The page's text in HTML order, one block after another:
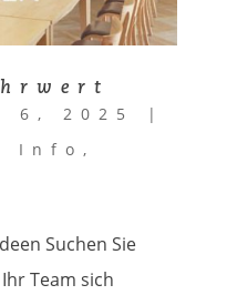
6, 2025
|
Info ,
Suchen Sie
Team sich